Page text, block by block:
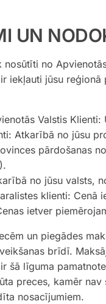
UN
no
iekļauti jūsu
Valstis
Atkarībā no jūsu
pārdošanas
no jūsu valsts,
klienti: Cenā
ietver
un piegādes
brīdī.
šā līguma
preces, kamēr
nosacījumiem.